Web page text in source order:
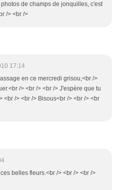
de champs de jonquilles, c'est
/> <br />
17:14
en ce mercredi grisou,<br />
/> <br /> <br /> J'espère que tu
<br /> <br /> Bisous<br /> <br /> <br
belles fleurs.<br /> <br /> <br />